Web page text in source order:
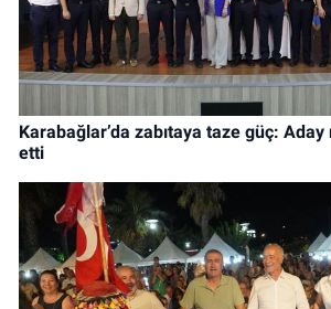
Karabağlar’da zabıtaya taze güç:
etti